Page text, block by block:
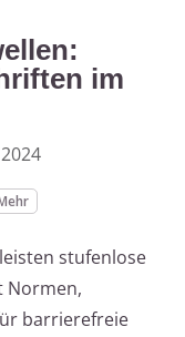
im
stufenlose
Normen,
barrierefreie